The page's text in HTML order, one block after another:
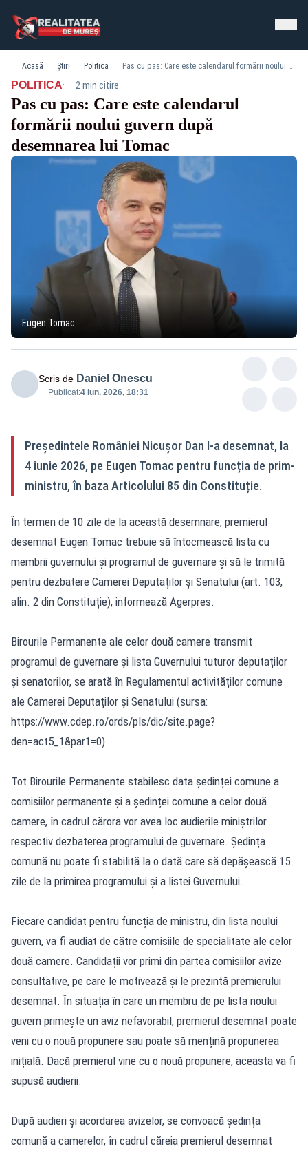
Acasă Știri Politica Pas cu pas: Care este calendarul formării noului guvern după desemnarea lui Tomac
POLITICA· 2 min citire
Pas cu pas: Care este calendarul
formării noului guvern după
desemnarea lui Tomac
Eugen Tomac
Scris de Daniel Onescu
Publicat:4 iun. 2026, 18:31
Președintele României Nicușor Dan l-a desemnat, la
4 iunie 2026, pe Eugen Tomac pentru funcția de prim-
ministru, în baza Articolului 85 din Constituție.
În termen de 10 zile de la această desemnare, premierul
desemnat Eugen Tomac trebuie să întocmească lista cu
membrii guvernului și programul de guvernare și să le trimită
pentru dezbatere Camerei Deputaților și Senatului (art. 103,
alin. 2 din Constituție), informează Agerpres.
Birourile Permanente ale celor două camere transmit
programul de guvernare și lista Guvernului tuturor deputaților
și senatorilor, se arată în Regulamentul activităților comune
ale Camerei Deputaților și Senatului (sursa:
https://www.cdep.ro/ords/pls/dic/site.page?
den=act5_1&par1=0).
Tot Birourile Permanente stabilesc data ședinței comune a
comisiilor permanente și a ședinței comune a celor două
camere, în cadrul cărora vor avea loc audierile miniștrilor
respectiv dezbaterea programului de guvernare. Ședința
comună nu poate fi stabilită la o dată care să depășească 15
zile de la primirea programului și a listei Guvernului.
Fiecare candidat pentru funcția de ministru, din lista noului
guvern, va fi audiat de către comisiile de specialitate ale celor
două camere. Candidații vor primi din partea comisiilor avize
consultative, pe care le motivează și le prezintă premierului
desemnat. În situația în care un membru de pe lista noului
guvern primește un aviz nefavorabil, premierul desemnat poate
veni cu o nouă propunere sau poate să mențină propunerea
inițială. Dacă premierul vine cu o nouă propunere, aceasta va fi
supusă audierii.
După audieri și acordarea avizelor, se convoacă ședința
comună a camerelor, în cadrul căreia premierul desemnat